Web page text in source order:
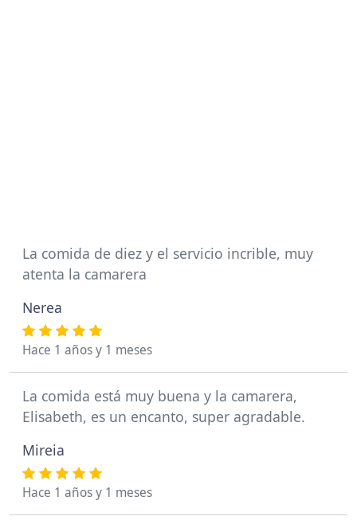
La comida de diez y el servicio incrible, muy
atenta la camarera
Nerea
Hace 1 años y 1 meses
La comida está muy buena y la camarera,
Elisabeth, es un encanto, super agradable.
Mireia
Hace 1 años y 1 meses